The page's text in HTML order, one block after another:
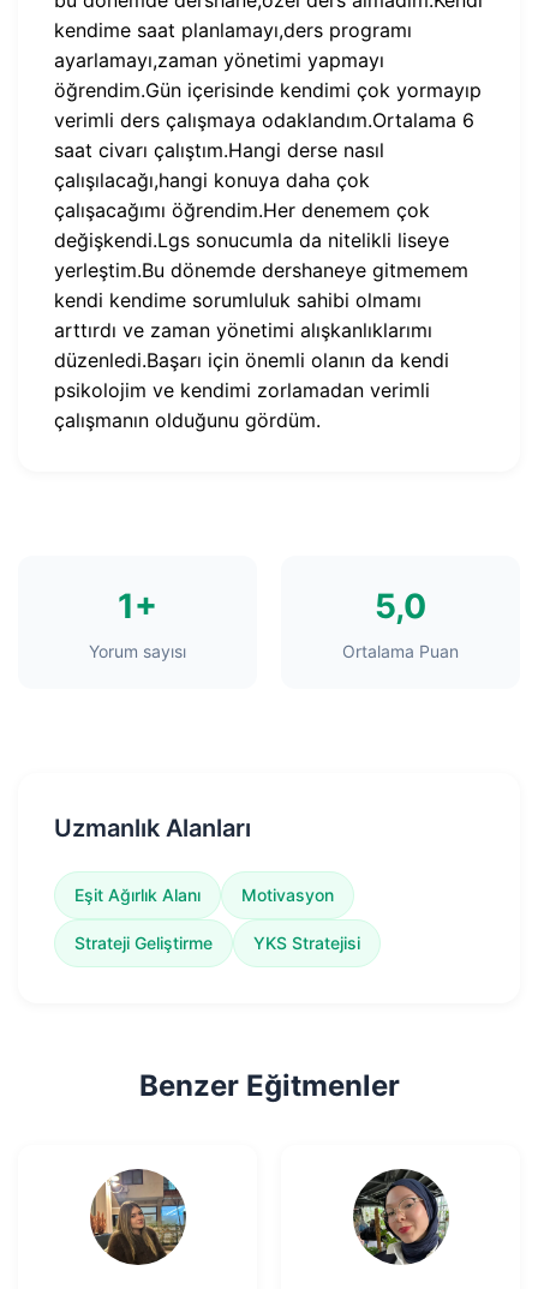
kendime saat planlamayı,ders programı
ayarlamayı,zaman yönetimi yapmayı
öğrendim.Gün içerisinde kendimi çok yormayıp
verimli ders çalışmaya odaklandım.Ortalama 6
saat civarı çalıştım.Hangi derse nasıl
çalışılacağı,hangi konuya daha çok
çalışacağımı öğrendim.Her denemem çok
değişkendi.Lgs sonucumla da nitelikli liseye
yerleştim.Bu dönemde dershaneye gitmemem
kendi kendime sorumluluk sahibi olmamı
arttırdı ve zaman yönetimi alışkanlıklarımı
düzenledi.Başarı için önemli olanın da kendi
psikolojim ve kendimi zorlamadan verimli
çalışmanın olduğunu gördüm.
1+
Yorum sayısı
5,0
Ortalama Puan
Uzmanlık Alanları
Eşit Ağırlık Alanı Motivasyon
Strateji Geliştirme YKS Stratejisi
Benzer Eğitmenler